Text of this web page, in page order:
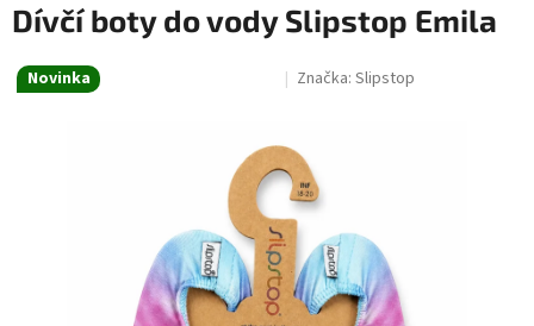
Dívčí boty do vody Slipstop Emila
Novinka Značka: Slipstop